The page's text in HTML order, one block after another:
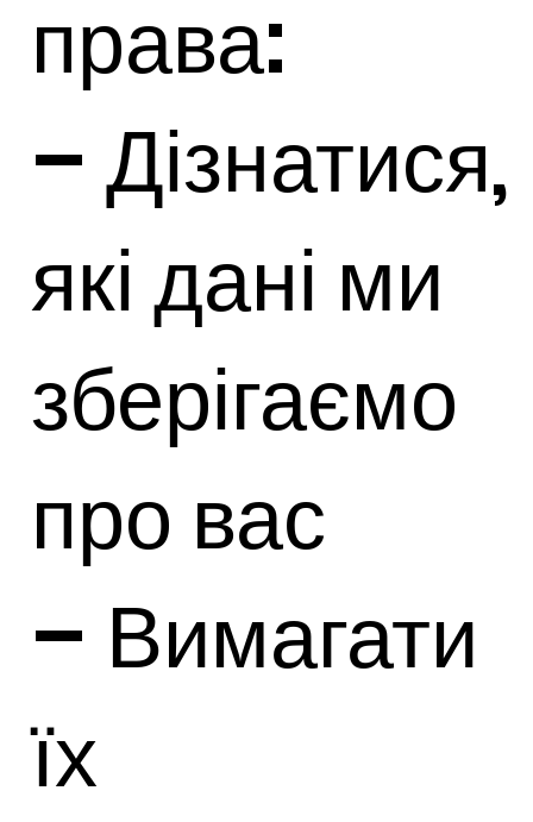
права:
– Дізнатися,
які дані ми
зберігаємо
про вас
– Вимагати
їх